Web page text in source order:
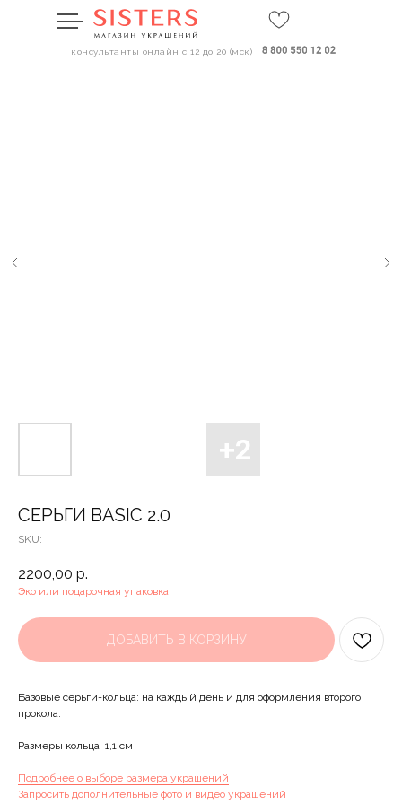
консультанты онлайн с 12 до 20 (мск)
СЕРЬГИ BASIC 2.0
SKU:
2200,00 р.
Эко или подарочная упаковка
ДОБАВИТЬ В КОРЗИНУ
Базовые серьги-кольца: на каждый день и для оформления второго
прокола.
Размеры кольца 1,1 см
Подробнее о выборе размера украшений
Запросить дополнительные фото и видео украшений